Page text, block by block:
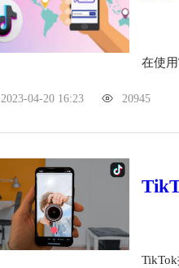
在使
2023-04-20 16:23 20945